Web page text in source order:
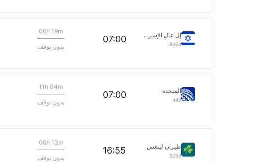
إل عال الإسرائيلية للطيران
8564
07:00
06h 19m
بدون توقف
المتحدة
449
07:00
11h 04m
بدون توقف
طيران لينغس
5258
16:55
06h 13m
بدون توقف